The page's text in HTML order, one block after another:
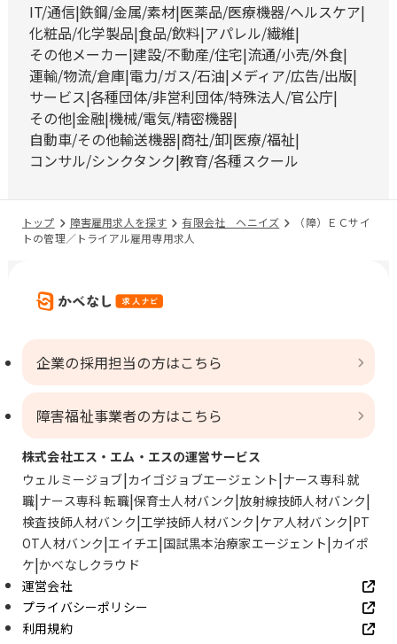
IT/通信 鉄鋼/金属/素材 医薬品/医療機器/ヘルスケア
化粧品/化学製品 食品/飲料 アパレル/繊維
その他メーカー 建設/不動産/住宅 流通/小売/外食
運輸/物流/倉庫 電力/ガス/石油 メディア/広告/出版
サービス 各種団体/非営利団体/特殊法人/官公庁
その他 金融 機械/電気/精密機器
自動車/その他輸送機器 商社/卸 医療/福祉
コンサル/シンクタンク 教育/各種スクール
トップ 障害雇用求人を探す 有限会社 ヘニイズ
（障）ＥＣサイ
トの管理／トライアル雇用専用求人
企業の採用担当の方はこちら
障害福祉事業者の方はこちら
株式会社エス・エム・エスの運営サービス
ウェルミージョブ カイゴジョブエージェント ナース専科 就
職 ナース専科 転職 保育士人材バンク 放射線技師人材バンク
検査技師人材バンク 工学技師人材バンク ケア人材バンク PT
OT人材バンク エイチエ 国試黒本治療家エージェント カイポ
ケ かべなしクラウド
運営会社
プライバシーポリシー
利用規約